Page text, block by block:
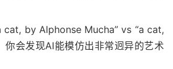
cat, by Alphonse Mucha” vs “a cat,
你会发现AI能模仿出非常迥异的艺术